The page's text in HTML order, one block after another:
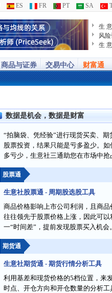
ES FR PT SA
生
风
生
商品与证券 交易中心 财富通
数据是机会，数据是财富
“拍脑袋、凭经验”进行现货买卖、期
股票投资，结果只能是亏多盈少。如
多亏少，生意社三通助您在市场中抢
股票通
生意社股票通 - 周期股选股工具
商品价格影响上市公司利润，且商品
往往领先于股票价格上涨，因此可以
一“时间差”，提前发现股票买入机会。
期货通
生意社期货通 - 期货行情分析工具
利用基差和现货价格的5档位置，来
时点、开仓方向和开仓数量的分析工